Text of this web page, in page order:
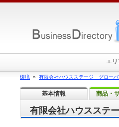
有限会社ハウスステ
エ
環境 » 有限会社ハウスステージ グロー
基本情報 商品・